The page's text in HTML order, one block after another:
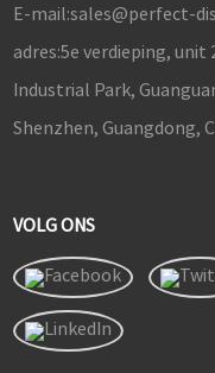
E-mail:sales@perfect-
adres:5e verdieping, unit
Industrial Park,
Shenzhen, Guangdong,
VOLG ONS